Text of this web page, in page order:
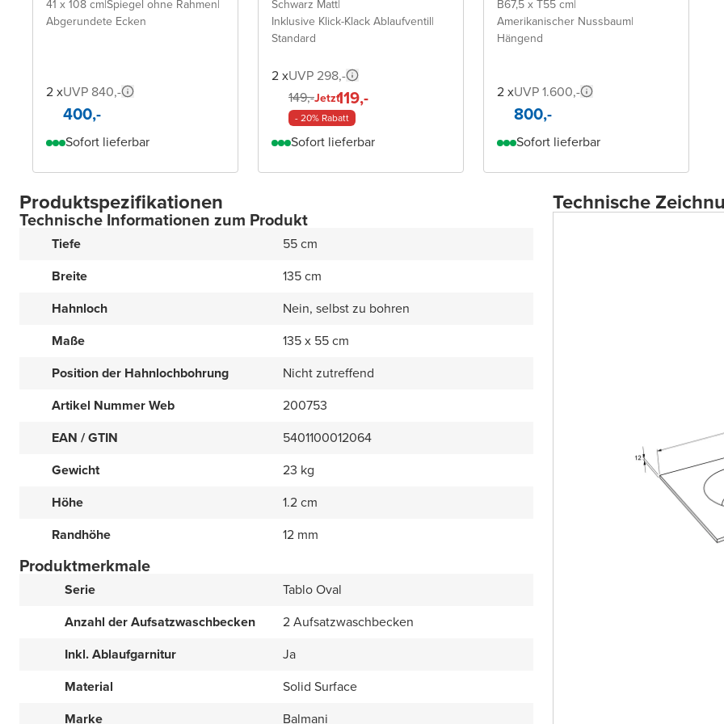
41 x 108 cm|Spiegel ohne Rahmen|
Abgerundete Ecken
2 xUVP 840,-
400,-
Sofort lieferbar
Schwarz Matt|
Inklusive Klick-Klack Ablaufventil|
Standard
2 xUVP 298,-
149,-Jetzt119,-
- 20% Rabatt
Sofort lieferbar
B67,5 x T55 cm|
Amerikanischer Nussbaum|
Hängend
2 xUVP 1.600,-
800,-
Sofort lieferbar
Produktspezifikationen
Technische Informationen zum Produkt
Tiefe
55 cm
Breite
135 cm
Hahnloch
Nein, selbst zu bohren
Maße
135 x 55 cm
Position der Hahnlochbohrung
Nicht zutreffend
Artikel Nummer Web
200753
EAN / GTIN
5401100012064
Gewicht
23 kg
Höhe
1.2 cm
Randhöhe
12 mm
Produktmerkmale
Serie
Tablo Oval
Anzahl der Aufsatzwaschbecken
2 Aufsatzwaschbecken
Inkl. Ablaufgarnitur
Ja
Material
Solid Surface
Marke
Balmani
Technische